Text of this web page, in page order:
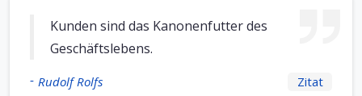
Kunden sind das Kanonenfutter des
Geschäftslebens.
- Rudolf Rolfs Zitat